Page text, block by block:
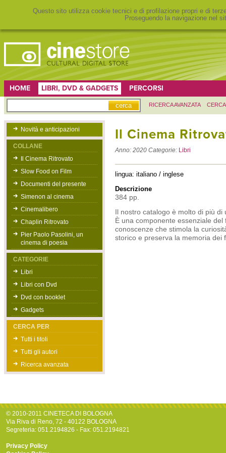
Questo sito utilizza cookie tecnici e di profilazione propri e di
Proseguendo la navigazione nel
HOME LIBRI, DVD & GADGETS PERCORSI
RICERCA AVANZATA
Novità e anticipazioni
COLLANE
Il Cinema Ritrovato
Slow Food on Film
Documenti del presente
Simenon al cinema
Cinemalibero
Chaplin Ritrovato
Pier Paolo Pasolini, un
cinema di poesia
CATEGORIE
Libri
Libri con Dvd
Dvd con booklet
Gadgets
CERCA PER
Tutti i titoli
Tutti gli autori
Ricerca avanzata
Il Cinema
Anno:2020 Categorie: Libri
lingua: italiano / inglese
Descrizione
384 pp.
Il nostro catalogo è molto di più
È una componente essenziale
conoscenze che stimola la
storico e preserva la memoria dei
© 2010-2011 CINETECA DI BOLOGNA
Via Riva di Reno, 72 - 40122 BOLOGNA
Segreteria: 051.2194826 - Fax: 051.2194821
Privacy Policy